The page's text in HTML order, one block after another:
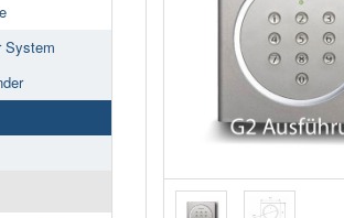
System